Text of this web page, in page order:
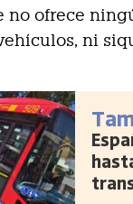
no ofrece
ni